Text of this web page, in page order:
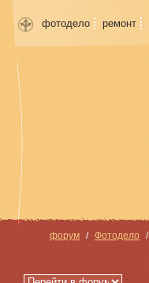
фотодело ремонт
форум Фотодело